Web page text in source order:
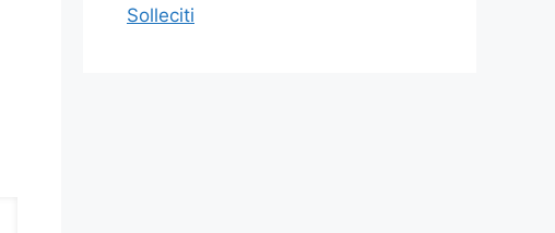
Solleciti